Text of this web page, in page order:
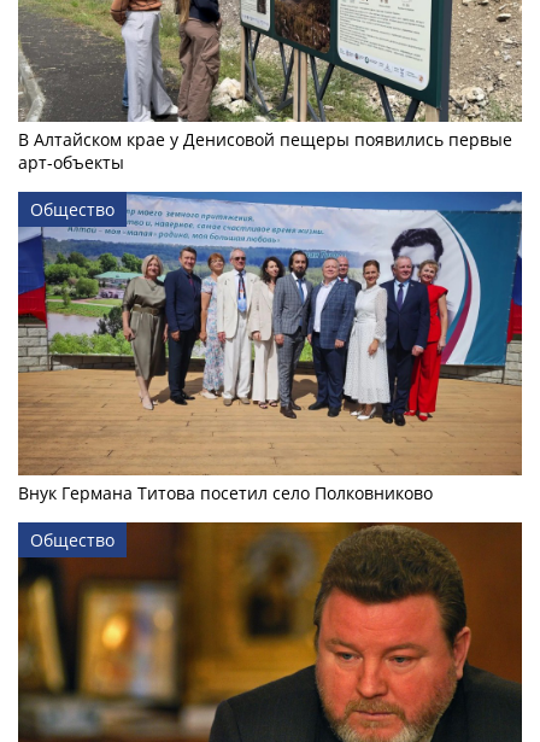
В Алтайском крае у Денисовой пещеры появились первые
арт-объекты
Общество
Внук Германа Титова посетил село Полковниково
Общество